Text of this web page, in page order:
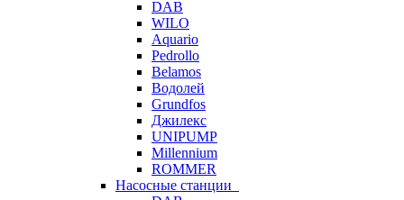
DAB
WILO
Aquario
Pedrollo
Belamos
Водолей
Grundfos
Джилекс
UNIPUMP
Millennium
ROMMER
Насосные станции